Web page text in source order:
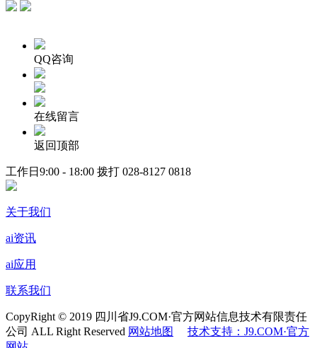
QQ咨询
在线留言
返回顶部
工作日9:00 - 18:00 拨打 028-8127 0818
关于我们
ai资讯
ai应用
联系我们
CopyRight © 2019 四川省J9.COM·官方网站信息技术有限责任
公司 ALL Right Reserved 网站地图
技术支持：J9.COM·官方